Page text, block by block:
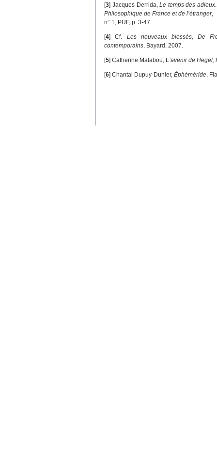
[3] Jacques Derrida,Le temps des adieux
Philosophique de France et de l’étranger,
n° 1, PUF, p. 3-47.
[4]Cf. Les nouveaux blessés, De
contemporains, Bayard, 2007.
[5]Catherine Malabou, L’avenir de
[6]Chantal Dupuy-Dunier, Éphéméride,